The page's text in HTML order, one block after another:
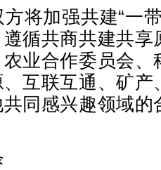
方将加强共建“一
循共商共建共
业合作委员会
互联互通、矿
共同感兴趣领域